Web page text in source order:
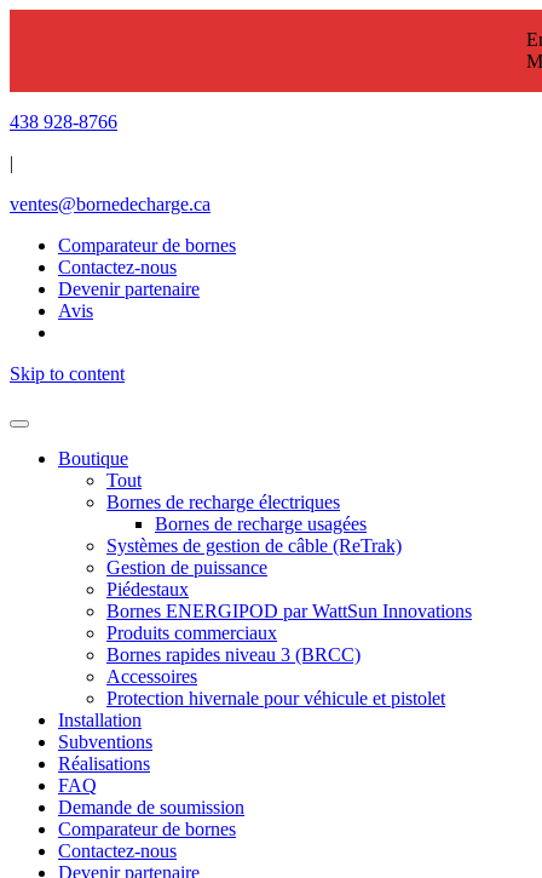
438 928-8766
|
ventes@bornedecharge.ca
Comparateur de bornes
Contactez-nous
Devenir partenaire
Avis
Skip to content
Boutique
Tout
Bornes de recharge électriques
Bornes de recharge usagées
Systèmes de gestion de câble (ReTrak)
Gestion de puissance
Piédestaux
Bornes ENERGIPOD par WattSun Innovations
Produits commerciaux
Bornes rapides niveau 3 (BRCC)
Accessoires
Protection hivernale pour véhicule et pistolet
Installation
Subventions
Réalisations
FAQ
Demande de soumission
Comparateur de bornes
Contactez-nous
Devenir partenaire